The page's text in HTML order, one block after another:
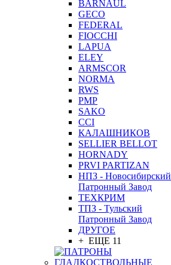
BARNAUL
GEСO
FEDERAL
FIOCCHI
LAPUA
ELEY
ARMSCOR
NORMA
RWS
PMP
SAKO
CCI
КАЛАШНИКОВ
SELLIER BELLOT
HORNADY
PRVI PARTIZAN
НПЗ - Новосибирский
Патронный Завод
ТЕХКРИМ
ТПЗ - Тульский
Патронный Завод
ДРУГОЕ
+ ЕЩЕ 11